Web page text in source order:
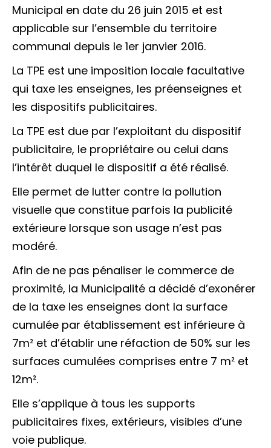
Municipal en date du 26 juin 2015 et est
applicable sur l’ensemble du territoire
communal depuis le 1er janvier 2016.
La TPE est une imposition locale facultative
qui taxe les enseignes, les préenseignes et
les dispositifs publicitaires.
La TPE est due par l’exploitant du dispositif
publicitaire, le propriétaire ou celui dans
l’intérêt duquel le dispositif a été réalisé.
Elle permet de lutter contre la pollution
visuelle que constitue parfois la publicité
extérieure lorsque son usage n’est pas
modéré.
Afin de ne pas pénaliser le commerce de
proximité, la Municipalité a décidé d’exonérer
de la taxe les enseignes dont la surface
cumulée par établissement est inférieure à
7m² et d’établir une réfaction de 50% sur les
surfaces cumulées comprises entre 7 m² et
12m².
Elle s’applique à tous les supports
publicitaires fixes, extérieurs, visibles d’une
voie publique.